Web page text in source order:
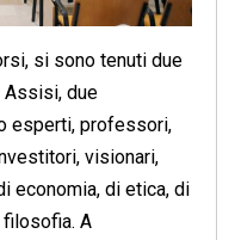
si sono tenuti due
Assisi, due
esperti, professori,
visionari,
economia, di etica, di
A